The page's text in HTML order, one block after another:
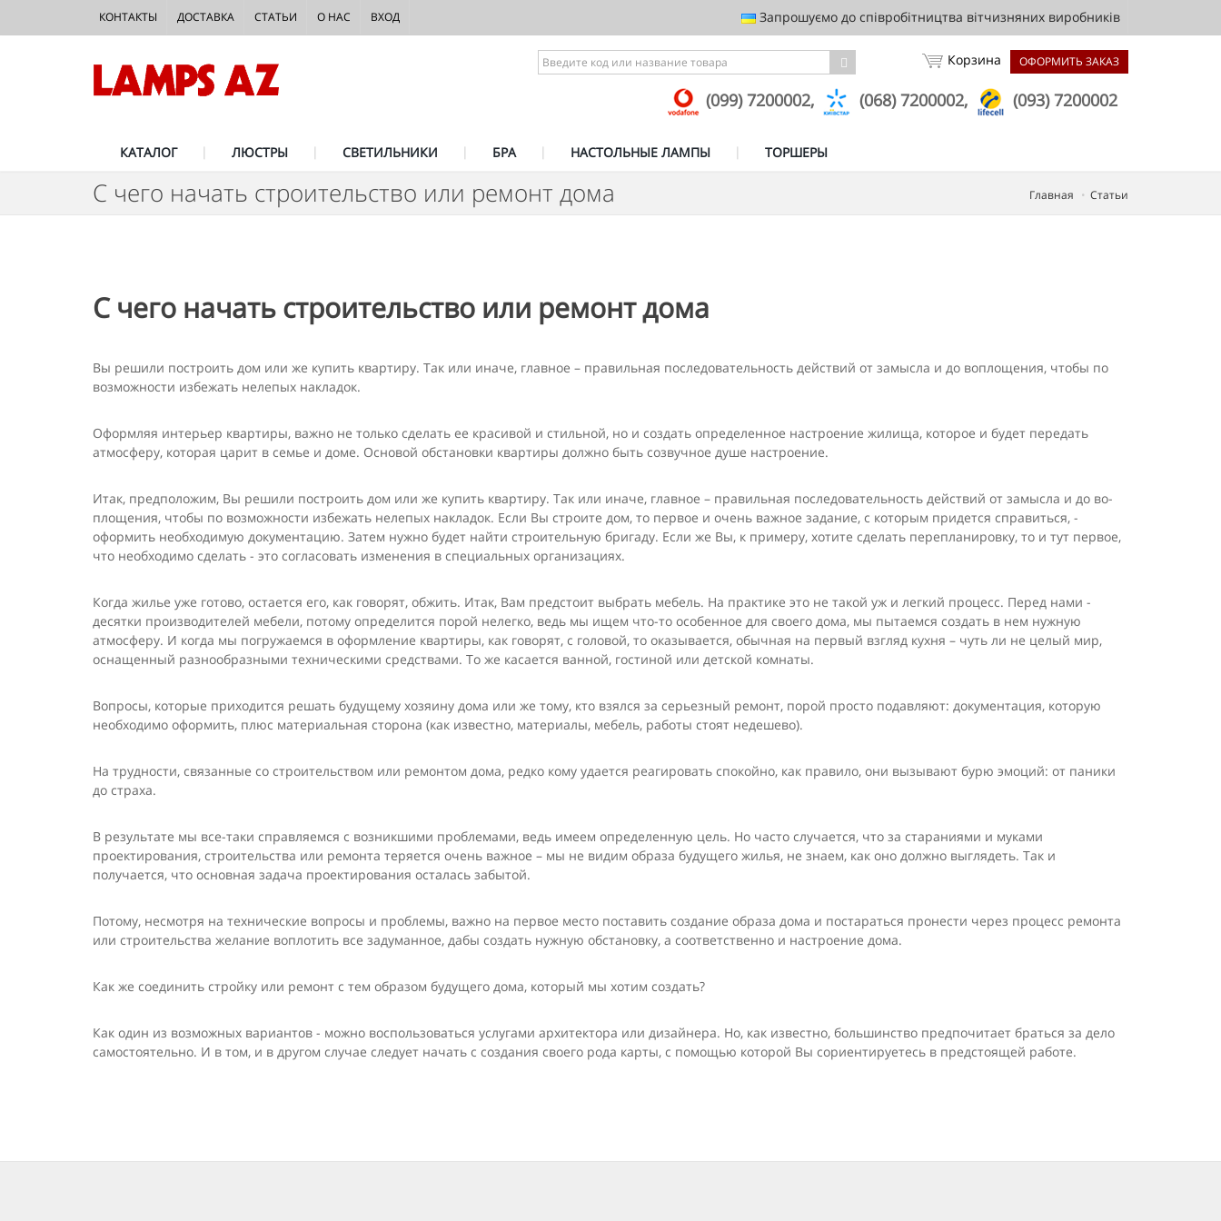
Запрошуємо до співробітництва вітчизняних виробників
КОНТАКТЫ ДОСТАВКА СТАТЬИ О НАС ВХОД
ОФОРМИТЬ ЗАКАЗ
Корзина
(099) 7200002, (068) 7200002, (093) 7200002
КАТАЛОГ ЛЮСТРЫ СВЕТИЛЬНИКИ БРА НАСТОЛЬНЫЕ ЛАМПЫ ТОРШЕРЫ
С чего начать строительство или ремонт дома Главная Статьи
С чего начать строительство или ремонт дома
Вы решили построить дом или же купить квартиру. Так или иначе, главное – правильная последовательность действий от замысла и до во­площения, чтобы по
возможности избежать нелепых накладок.
Оформляя интерьер квартиры, важно не только сделать ее красивой и стильной, но и создать определенное настроение жилища, которое и будет передать
атмосферу, которая царит в семье и доме. Основой обстановки квартиры должно быть созвучное ду­ше настроение.
Итак, предположим, Вы решили построить дом или же купить квартиру. Так или иначе, главное – правильная последовательность действий от замысла и до во­
площения, чтобы по возможности избежать нелепых накладок. Если Вы строите дом, то первое и очень важное задание, с которым придется справиться, -
оформить необходимую документацию. Затем нужно будет найти строительную бригаду. Если же Вы, к примеру, хотите сделать перепланировку, то и тут первое,
что необходимо сделать - это согласовать изменения в специальных органи­зациях.
Когда жилье уже готово, остается его, как говорят, обжить. Итак, Вам предстоит выбрать мебель. На практике это не такой уж и легкий процесс. Перед нами -
десятки производителей мебели, потому определится порой нелегко, ведь мы ищем что-то особенное для своего дома, мы пытаемся создать в нем нужную
атмосферу. И когда мы погружаемся в оформление квартиры, как говорят, с головой, то оказывает­ся, обычная на первый взгляд кухня – чуть ли не целый мир,
оснащенный разнообразными техническими средствами. То же касается ванной, гостиной или детской комнаты.
Вопросы, которые приходится решать будущему хо­зяину дома или же тому, кто взялся за серьезный ремонт, порой просто подавляют: документация, которую
необходимо оформить, плюс материальная сторона (как известно, материалы, мебель, работы стоят недешево).
На трудности, связанные со строительством или ремонтом дома, редко кому удается реагировать спокойно, как правило, они вызывают бурю эмоций: от паники
до страха.
В результате мы все-таки справляемся с возникшими проблемами, ведь имеем определенную цель. Но часто случается, что за стараниями и муками
проектирова­ния, строительства или ремонта теряется очень важное – мы не видим образа будущего жилья, не знаем, как оно должно выглядеть. Так и
получается, что основная задача проектирования осталась забы­той.
Потому, несмотря на технические вопросы и проблемы, важно на первое место поставить создание образа дома и постараться пронести через процесс ремонта
или строительства желание воплотить все задуманное, дабы создать нужную обстановку, а соответственно и настроение дома.
Как же соединить стройку или ремонт с тем образом будущего дома, который мы хотим создать?
Как один из возможных вариантов - можно воспользоваться услугами архитектора или дизайнера. Но, как известно, большинство предпочитает браться за дело
самостоятельно. И в том, и в другом случае следует начать с создания своего рода карты, с помощью которой Вы сориентируетесь в предстоящей работе.